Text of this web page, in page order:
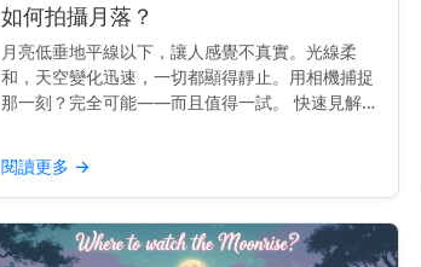
如何拍攝月落？
月亮低垂地平線以下，讓人感覺不真實。光線柔
和，天空變化迅速，一切都顯得靜止。用相機捕捉
那一刻？完全可能——而且值得一試。 快速見解：
應用程式或日曆來規劃時間。 時間掌握一切 最佳
的月落照片通常在...
閱讀更多 →